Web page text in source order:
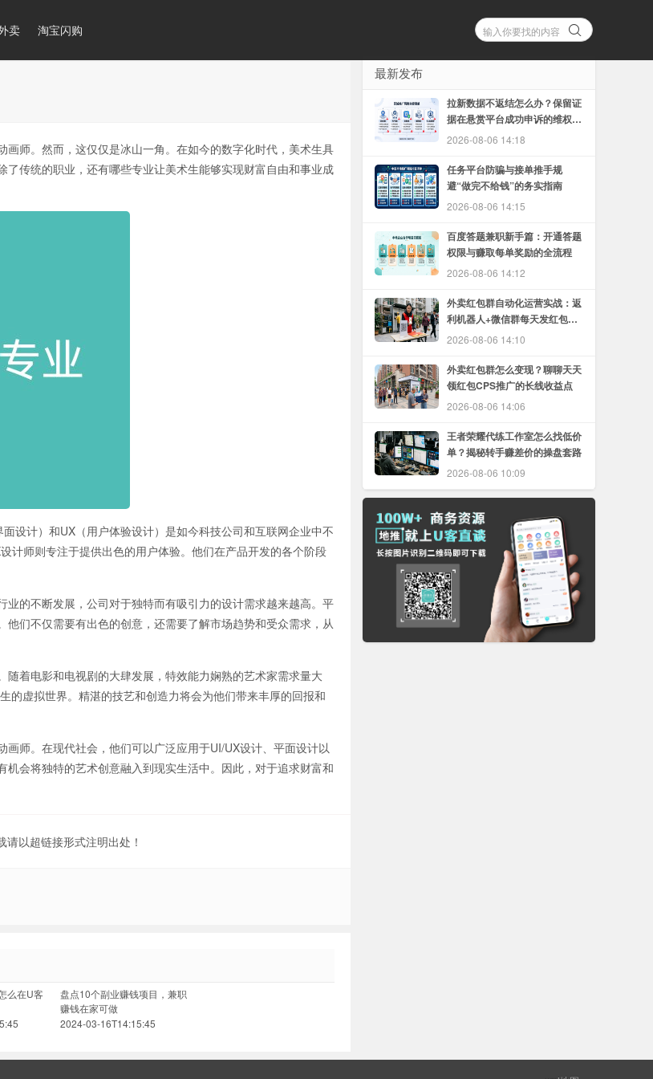
卖 淘宝闪购
师。然而，这仅仅是冰山一角。在如今的数字化时代，美术生具
传统的职业，还有哪些专业让美术生能够实现财富自由和事业成
设计）和UX（用户体验设计）是如今科技公司和互联网企业中不
计师则专注于提供出色的用户体验。他们在产品开发的各个阶段
的不断发展，公司对于独特而有吸引力的设计需求越来越高。平
们不仅需要有出色的创意，还需要了解市场趋势和受众需求，从
着电影和电视剧的大肆发展，特效能力娴熟的艺术家需求量大
的虚拟世界。精湛的技艺和创造力将会为他们带来丰厚的回报和
师。在现代社会，他们可以广泛应用于UI/UX设计、平面设计以
会将独特的艺术创意融入到现实生活中。因此，对于追求财富和
以超链接形式注明出处！
么在U客
盘点10个副业赚钱项目，兼职
赚钱在家可做
2024-03-16T14:15:45
最新发布
拉新数据不返结怎么办？保留证
据在悬赏平台成功申诉的维权方
法
2026-08-06 14:18
任务平台防骗与接单推手规
避“做完不给钱”的务实指南
2026-08-06 14:15
百度答题兼职新手篇：开通答题
权限与赚取每单奖励的全流程
2026-08-06 14:12
外卖红包群自动化运营实战：返
利机器人+微信群每天发红包的
完整教程
2026-08-06 14:10
外卖红包群怎么变现？聊聊天天
领红包CPS推广的长线收益点
2026-08-06 14:06
王者荣耀代练工作室怎么找低价
单？揭秘转手赚差价的操盘套路
2026-08-06 10:09